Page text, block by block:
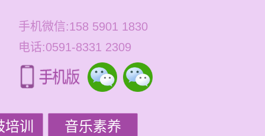
手机微信:158 5901 1830
电话:0591-8331 2309
训 音乐素养